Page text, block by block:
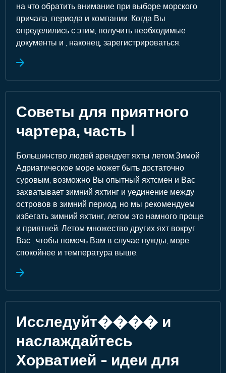
на что обратить внимание при выборе морского
причала, периода и компании. Когда Вы
определились с этим, получить необходимые
документы и , наконец, зарегистрироваться.
Советы для приятного
чартера, часть I
Большинство людей арендует яхты летом.Зимой
Адриатическое море может быть достаточно
суровым, возможно Вы опытный яхтсмен и Вас
захватывает зимний яхтинг и уединение между
островов в зимний период, но мы рекомендуем
избегать зимний яхтинг, летом это намного проще
и приятней. Летом множество других яхт вокруг
Вас , чтобы помочь Вам в случае нужды, море
спокойнее и температура выше.
Исследуйт���� и
наслаждайтесь
Хорватией - идеи для